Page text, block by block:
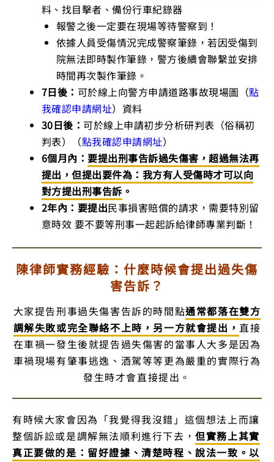
料、找目擊者、備份行車紀錄器
報警之後一定要在現場等待警察到！
依據人員受傷情況完成警察筆錄，若因受傷到
院無法即時製作筆錄，警方後續會聯繫並安排
時間再次製作筆錄。
7日後： 可於線上向警方申請道路事故現場圖（點
我確認申請網址）資料
30日後：可於線上申請初步分析研判表（俗稱初
判表）（點我確認申請網址）
6個月內：要提出刑事告訴過失傷害，超過無法再
提出，但提出要件為：我方有人受傷時才可以向
對方提出刑事告訴 。
2年內：要提出民事損害賠償的請求，需要特別留
意時效 要不要等刑事一起起訴給律師專業判斷！
陳律師實務經驗： 什麼時候會提出過失傷
害告訴？
大家提告刑事過失傷害告訴的時間點通常都落在雙方
調解失敗或完全聯絡不上時，另一方就會提出，直接
在車禍一發生後就提告過失傷害的當事人大多是因為
車禍現場有肇事逃逸、酒駕等等更為嚴重的實際行為
發生時才會直接提出。
有時候大家會因為「我覺得我沒錯」這個想法上而讓
整個訴訟或是調解無法順利進行下去，但實務上其實
真正要做的是：留好證據、清楚時程、說法一致。以